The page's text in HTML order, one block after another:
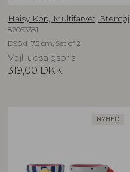
Haisy Kop, Multifarvet, Stentøj
82063381
D9,5xH7,5 cm, Set of 2
Vejl. udsalgspris
319,00 DKK
NYHED